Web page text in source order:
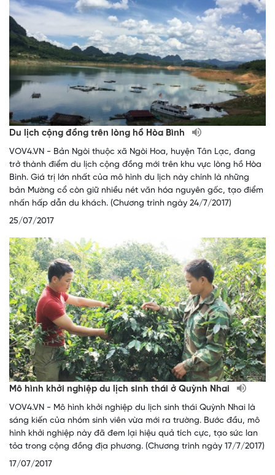
Du lịch cộng đồng trên lòng hồ Hòa Bình
VOV4.VN - Bản Ngòi thuộc xã Ngòi Hoa, huyện Tân Lạc, đang
trở thành điểm du lịch cộng đồng mới trên khu vực lòng hồ Hòa
Bình. Giá trị lớn nhất của mô hình du lịch này chính là những
bản Mường cổ còn giữ nhiều nét văn hóa nguyên gốc, tạo điểm
nhấn hấp dẫn du khách. (Chương trình ngày 24/7/2017)
25/07/2017
Mô hình khởi nghiệp du lịch sinh thái ở Quỳnh Nhai
VOV4.VN - Mô hình khởi nghiệp du lịch sinh thái Quỳnh Nhai là
sáng kiến của nhóm sinh viên vừa mới ra trường. Bước đầu, mô
hình khởi nghiệp này đã đem lại hiệu quả tích cực, tạo sức lan
tỏa trong cộng đồng địa phương. (Chương trình ngày 17/7/2017)
17/07/2017